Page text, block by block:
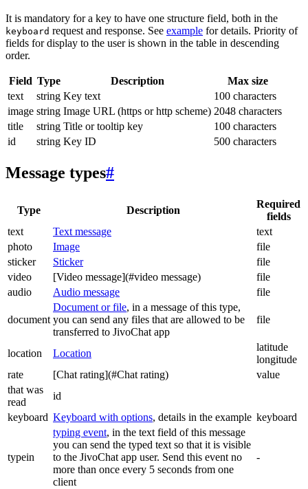
It is mandatory for a key to have one structure field, both in the
keyboard request and response. See example for details. Priority of
fields for display to the user is shown in the table in descending
order.
Field Type Description
Max size
text
string Key text
100 characters
image string Image URL (https or http scheme) 2048 characters
title
string Title or tooltip key
100 characters
id
string Key ID 500 characters
Message types#
Type Description
Required
fields
text
Text message
text
photo
Image
file
sticker
Sticker
file
video
[Video message](#video message)
file
audio
Audio message file
document
Document or file, in a message of this type,
you can send any files that are allowed to be
transferred to JivoChat app
file
location Location
latitude
longitude
rate
[Chat rating](#Chat rating)
value
that was
read
id
keyboard Keyboard with options, details in the example keyboard
typein
typing event, in the text field of this message
you can send the typed text so that it is visible
to the JivoChat app user. Send this event no
more than once every 5 seconds from one
client
-